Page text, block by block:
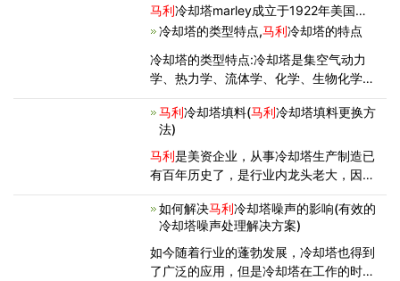
马利冷却塔marley成立于1922年美国堪
萨斯城的马利公司现在已经是美国斯必克
售收入50亿美元，提供多元化服务的跨
国集团公司。通过遍及网络上的
冷却塔的类型特点,马利冷却塔的特点
冷却塔的类型特点:冷却塔是集空气动力
学、热力学、流体学、化学、生物化学、
材料学、静、动态结构力学，加工技术等
多种学科为一体的综合产物。水质为多变
量的函 数，冷却更是多因素，多变量与
多效应综合的过程。冷却塔按水
马利冷却塔填料(马利冷却塔填料更换方
法)
马利是美资企业，从事冷却塔生产制造已
有百年历史了，是行业内龙头老大，因最
早进入中国市场
如何解决马利冷却塔噪声的影响(有效的
冷却塔噪声处理解决方案)
如今随着行业的蓬勃发展，冷却塔也得到
了广泛的应用，但是冷却塔在工作的时候